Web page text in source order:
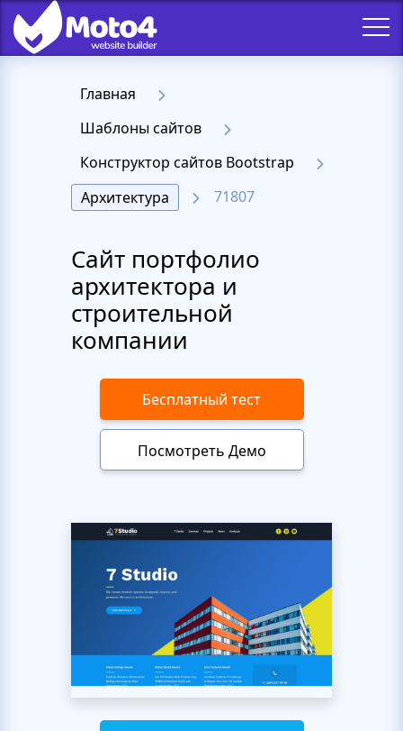
Главная
Шаблоны сайтов
Конструктор сайтов Bootstrap
Архитектура
71807
Сайт портфолио
архитектора и
строительной
компании
Бесплатный тест
Посмотреть Демо